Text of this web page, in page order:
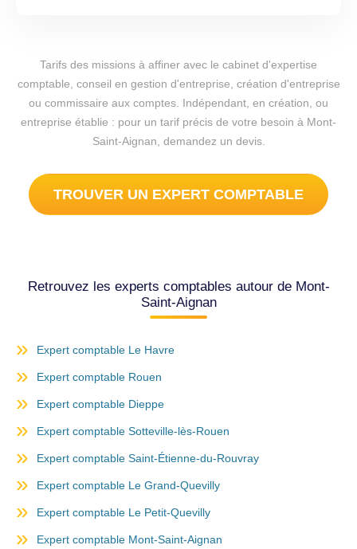
Tarifs des missions à affiner avec le cabinet d'expertise
comptable, conseil en gestion d'entreprise, création d'entreprise
ou commissaire aux comptes. Indépendant, en création, ou
entreprise établie : pour un tarif précis de votre besoin à Mont-
Saint-Aignan, demandez un devis.
TROUVER UN EXPERT COMPTABLE
Retrouvez les experts comptables autour de Mont-
Saint-Aignan
Expert comptable Le Havre
Expert comptable Rouen
Expert comptable Dieppe
Expert comptable Sotteville-lès-Rouen
Expert comptable Saint-Étienne-du-Rouvray
Expert comptable Le Grand-Quevilly
Expert comptable Le Petit-Quevilly
Expert comptable Mont-Saint-Aignan